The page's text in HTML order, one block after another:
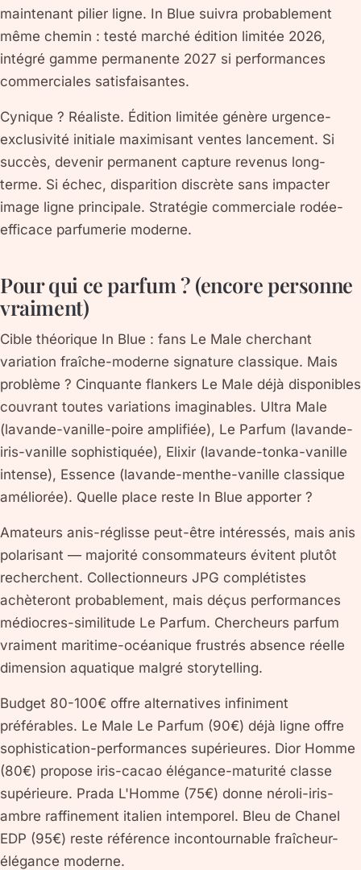
maintenant pilier ligne. In Blue suivra probablement
même chemin : testé marché édition limitée 2026,
intégré gamme permanente 2027 si performances
commerciales satisfaisantes.
Cynique ? Réaliste. Édition limitée génère urgence-
exclusivité initiale maximisant ventes lancement. Si
succès, devenir permanent capture revenus long-
terme. Si échec, disparition discrète sans impacter
image ligne principale. Stratégie commerciale rodée-
efficace parfumerie moderne.
Pour qui ce parfum ? (encore personne
vraiment)
Cible théorique In Blue : fans Le Male cherchant
variation fraîche-moderne signature classique. Mais
problème ? Cinquante flankers Le Male déjà disponibles
couvrant toutes variations imaginables. Ultra Male
(lavande-vanille-poire amplifiée), Le Parfum (lavande-
iris-vanille sophistiquée), Elixir (lavande-tonka-vanille
intense), Essence (lavande-menthe-vanille classique
améliorée). Quelle place reste In Blue apporter ?
Amateurs anis-réglisse peut-être intéressés, mais anis
polarisant — majorité consommateurs évitent plutôt
recherchent. Collectionneurs JPG complétistes
achèteront probablement, mais déçus performances
médiocres-similitude Le Parfum. Chercheurs parfum
vraiment maritime-océanique frustrés absence réelle
dimension aquatique malgré storytelling.
Budget 80-100€ offre alternatives infiniment
préférables. Le Male Le Parfum (90€) déjà ligne offre
sophistication-performances supérieures. Dior Homme
(80€) propose iris-cacao élégance-maturité classe
supérieure. Prada L'Homme (75€) donne néroli-iris-
ambre raffinement italien intemporel. Bleu de Chanel
EDP (95€) reste référence incontournable fraîcheur-
élégance moderne.